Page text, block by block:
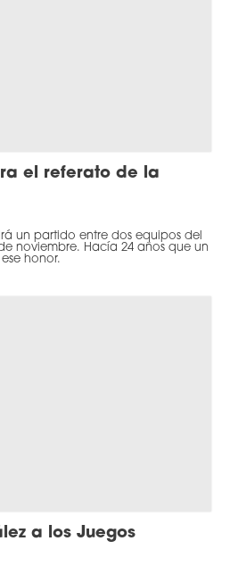
el referato de la
un partido entre dos equipos del
noviembre. Hacía 24 años que un
honor.
a los Juegos